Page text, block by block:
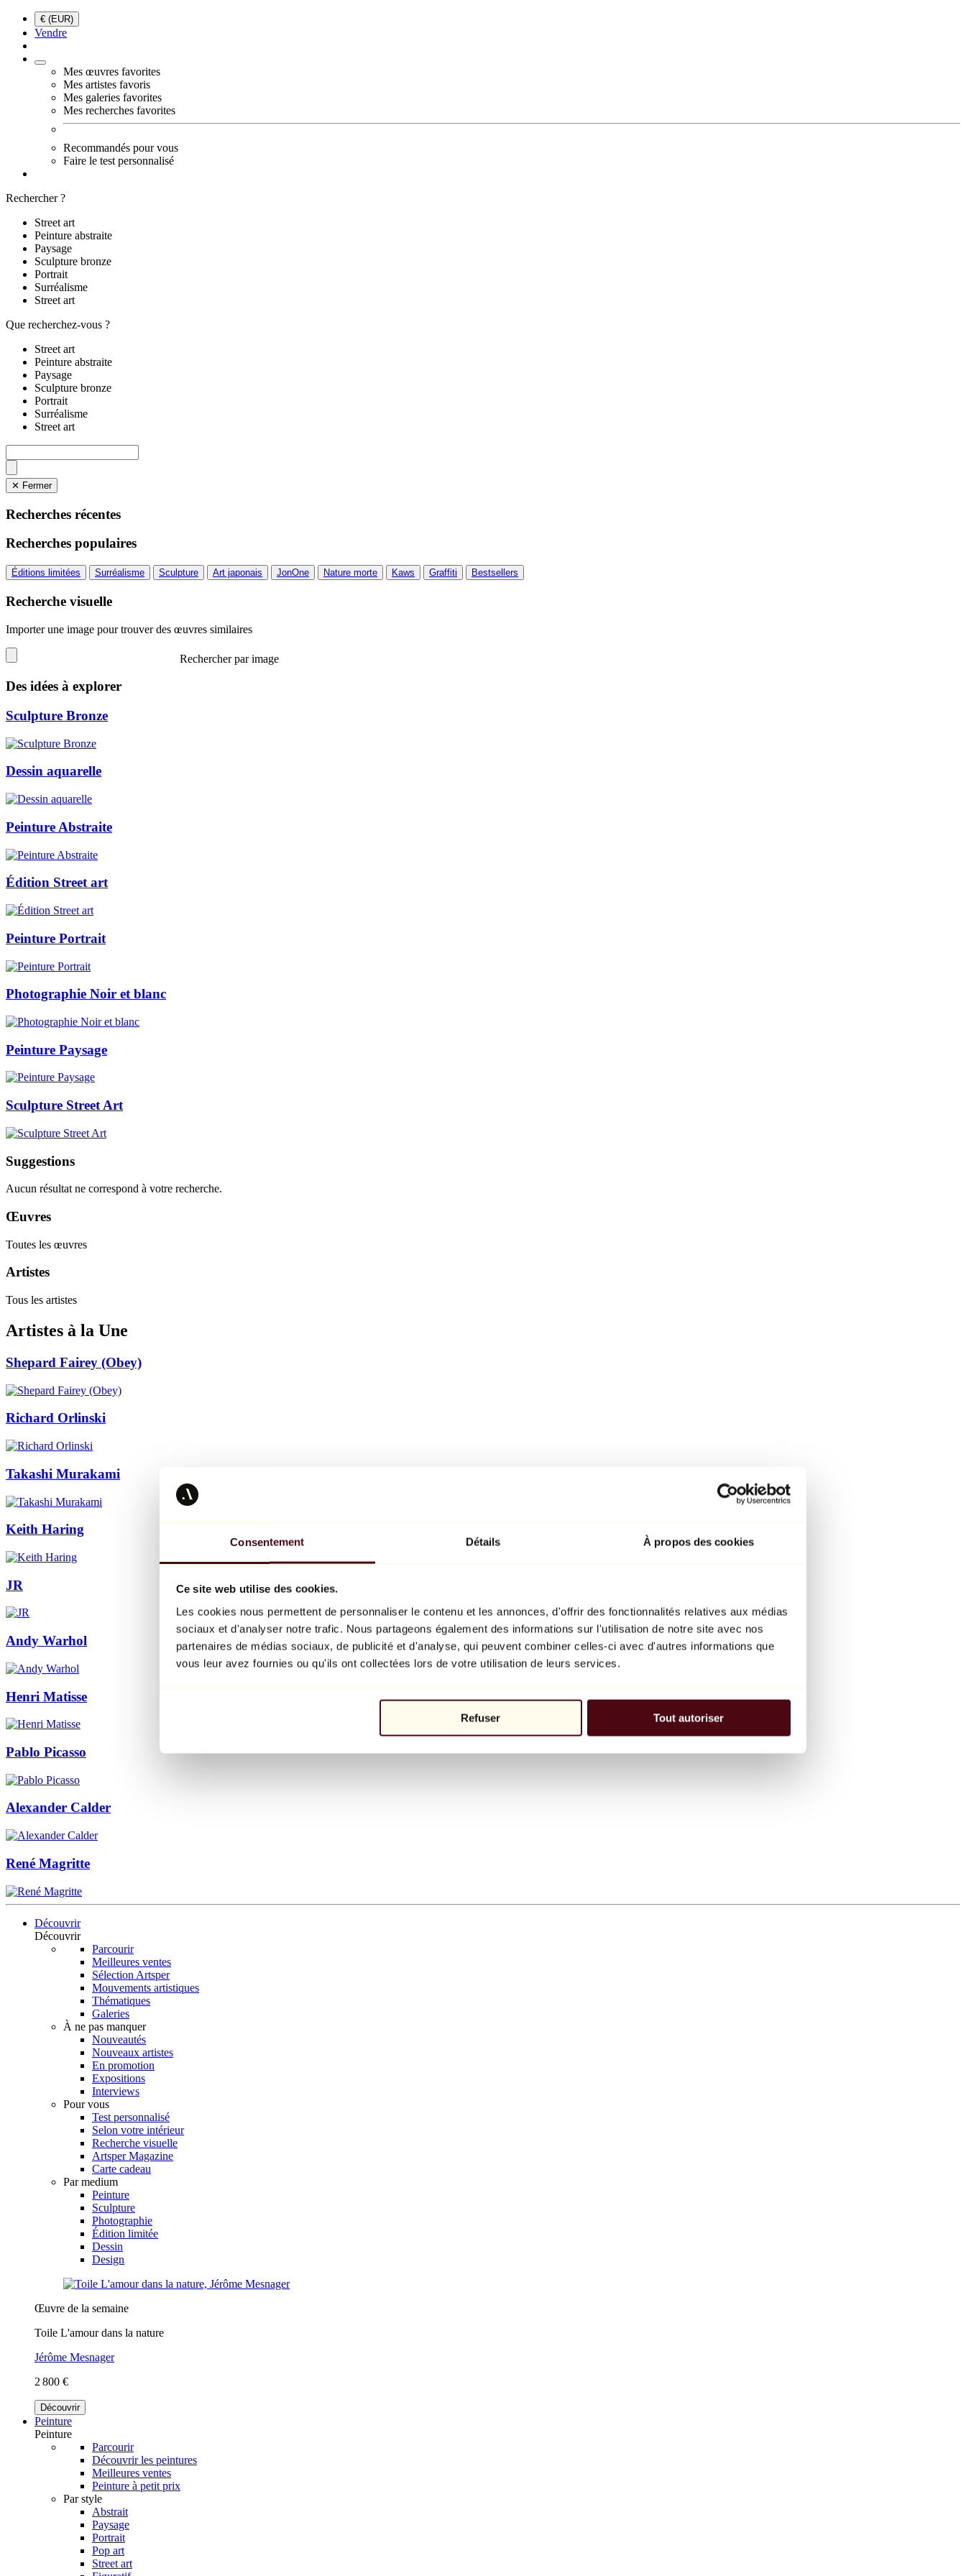
Consentement Détails À propos des cookies
Ce site web utilise des cookies.
Les cookies nous permettent de personnaliser le contenu et les annonces, d'offrir des fonctionnalités relatives aux médias
sociaux et d'analyser notre trafic. Nous partageons également des informations sur l'utilisation de notre site avec nos
partenaires de médias sociaux, de publicité et d'analyse, qui peuvent combiner celles-ci avec d'autres informations que
vous leur avez fournies ou qu'ils ont collectées lors de votre utilisation de leurs services.
Refuser Tout autoriser
€ (EUR)
Vendre
Mes œuvres favorites
Mes artistes favoris
Mes galeries favorites
Mes recherches favorites
Recommandés pour vous
Faire le test personnalisé
Rechercher ?
Street art
Peinture abstraite
Paysage
Sculpture bronze
Portrait
Surréalisme
Street art
Que recherchez-vous ?
Street art
Peinture abstraite
Paysage
Sculpture bronze
Portrait
Surréalisme
Street art
✕ Fermer
Recherches récentes
Recherches populaires
Éditions limitées Surréalisme Sculpture Art japonais JonOne Nature morte Kaws Graffiti Bestsellers
Recherche visuelle
Importer une image pour trouver des œuvres similaires
Rechercher par image
Des idées à explorer
Sculpture Bronze
Dessin aquarelle
Peinture Abstraite
Édition Street art
Peinture Portrait
Photographie Noir et blanc
Peinture Paysage
Sculpture Street Art
Suggestions
Aucun résultat ne correspond à votre recherche.
Œuvres
Toutes les œuvres
Artistes
Tous les artistes
Artistes à la Une
Shepard Fairey (Obey)
Richard Orlinski
Takashi Murakami
Keith Haring
JR
Andy Warhol
Henri Matisse
Pablo Picasso
Alexander Calder
René Magritte
Découvrir
Découvrir
Parcourir
Meilleures ventes
Sélection Artsper
Mouvements artistiques
Thématiques
Galeries
À ne pas manquer
Nouveautés
Nouveaux artistes
En promotion
Expositions
Interviews
Pour vous
Test personnalisé
Selon votre intérieur
Recherche visuelle
Artsper Magazine
Carte cadeau
Par medium
Peinture
Sculpture
Photographie
Édition limitée
Dessin
Design
Œuvre de la semaine
Toile L'amour dans la nature
Jérôme Mesnager
2 800 €
Découvrir
Peinture
Peinture
Parcourir
Découvrir les peintures
Meilleures ventes
Peinture à petit prix
Par style
Abstrait
Paysage
Portrait
Pop art
Street art